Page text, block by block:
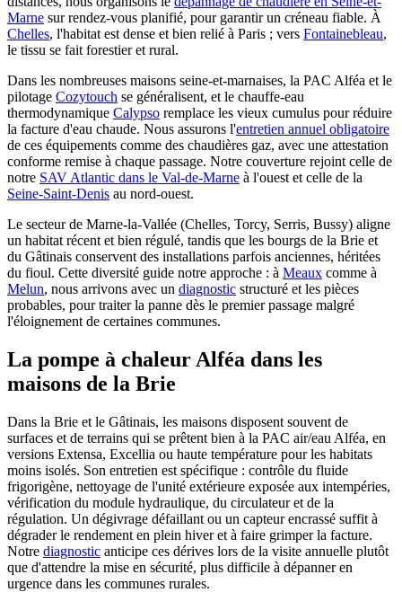
Marne sur rendez-vous planifié, pour garantir un créneau fiable. À
Chelles, l'habitat est dense et bien relié à Paris ; vers Fontainebleau,
le tissu se fait forestier et rural.
Dans les nombreuses maisons seine-et-marnaises, la PAC Alféa et le
pilotage Cozytouch se généralisent, et le chauffe-eau
thermodynamique Calypso remplace les vieux cumulus pour réduire
la facture d'eau chaude. Nous assurons l'entretien annuel obligatoire
de ces équipements comme des chaudières gaz, avec une attestation
conforme remise à chaque passage. Notre couverture rejoint celle de
notre SAV Atlantic dans le Val-de-Marne à l'ouest et celle de la
Seine-Saint-Denis au nord-ouest.
Le secteur de Marne-la-Vallée (Chelles, Torcy, Serris, Bussy) aligne
un habitat récent et bien régulé, tandis que les bourgs de la Brie et
du Gâtinais conservent des installations parfois anciennes, héritées
du fioul. Cette diversité guide notre approche : à Meaux comme à
Melun, nous arrivons avec un diagnostic structuré et les pièces
probables, pour traiter la panne dès le premier passage malgré
l'éloignement de certaines communes.
La pompe à chaleur Alféa dans les
maisons de la Brie
Dans la Brie et le Gâtinais, les maisons disposent souvent de
surfaces et de terrains qui se prêtent bien à la PAC air/eau Alféa, en
versions Extensa, Excellia ou haute température pour les habitats
moins isolés. Son entretien est spécifique : contrôle du fluide
frigorigène, nettoyage de l'unité extérieure exposée aux intempéries,
vérification du module hydraulique, du circulateur et de la
régulation. Un dégivrage défaillant ou un capteur encrassé suffit à
dégrader le rendement en plein hiver et à faire grimper la facture.
Notre diagnostic anticipe ces dérives lors de la visite annuelle plutôt
que d'attendre la mise en sécurité, plus difficile à dépanner en
urgence dans les communes rurales.